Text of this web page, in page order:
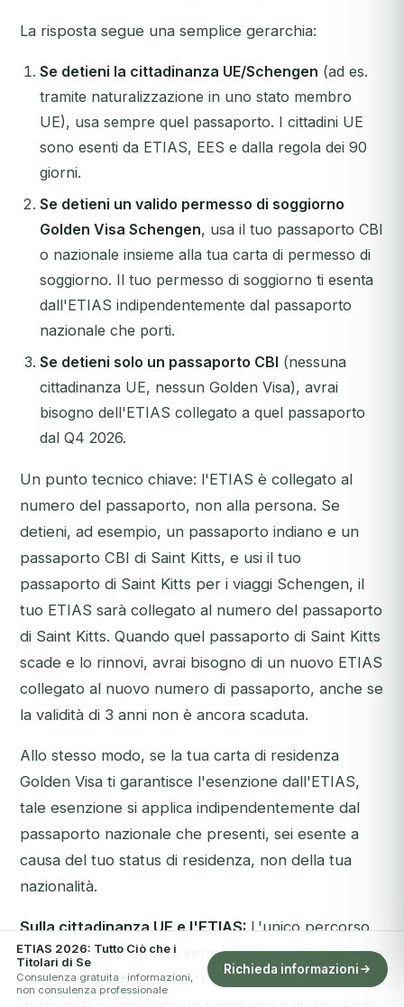
La risposta segue una semplice gerarchia:
Se detieni la cittadinanza UE/Schengen (ad es.
tramite naturalizzazione in uno stato membro
UE), usa sempre quel passaporto. I cittadini UE
sono esenti da ETIAS, EES e dalla regola dei 90
giorni.
Se detieni un valido permesso di soggiorno
Golden Visa Schengen, usa il tuo passaporto CBI
o nazionale insieme alla tua carta di permesso di
soggiorno. Il tuo permesso di soggiorno ti esenta
dall'ETIAS indipendentemente dal passaporto
nazionale che porti.
Se detieni solo un passaporto CBI (nessuna
cittadinanza UE, nessun Golden Visa), avrai
bisogno dell'ETIAS collegato a quel passaporto
dal Q4 2026.
Un punto tecnico chiave: l'ETIAS è collegato al
numero del passaporto, non alla persona. Se
detieni, ad esempio, un passaporto indiano e un
passaporto CBI di Saint Kitts, e usi il tuo
passaporto di Saint Kitts per i viaggi Schengen, il
tuo ETIAS sarà collegato al numero del passaporto
di Saint Kitts. Quando quel passaporto di Saint Kitts
scade e lo rinnovi, avrai bisogno di un nuovo ETIAS
collegato al nuovo numero di passaporto, anche se
la validità di 3 anni non è ancora scaduta.
Allo stesso modo, se la tua carta di residenza
Golden Visa ti garantisce l'esenzione dall'ETIAS,
tale esenzione si applica indipendentemente dal
passaporto nazionale che presenti, sei esente a
causa del tuo status di residenza, non della tua
nazionalità.
Sulla cittadinanza UE e l'ETIAS:L'unico percorso
di investimento attuale verso la cittadinanza UE che
rimane aperto e attivo è tramite la naturalizzazione
ETIAS 2026: Tutto Ciò che i
Titolari di Se
Consulenza gratuita · informazioni,
non consulenza professionale
Richieda informazioni